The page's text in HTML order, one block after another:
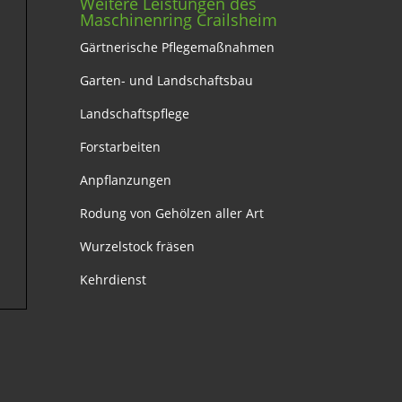
Maschinenring Crailsheim
Gärtnerische Pflegemaßnahmen
Garten- und Landschaftsbau
Landschaftspflege
Forstarbeiten
Anpflanzungen
Rodung von Gehölzen aller Art
Wurzelstock fräsen
Kehrdienst